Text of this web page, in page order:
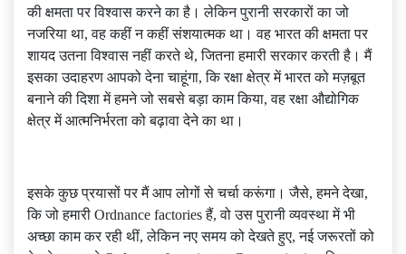
की क्षमता पर विश्वास करने का है। लेकिन पुरानी सरकारों का जो
नजरिया था, वह कहीं न कहीं संशयात्मक था। वह भारत की क्षमता पर
शायद उतना विश्वास नहीं करते थे, जितना हमारी सरकार करती है। मैं
इसका उदाहरण आपको देना चाहूंगा, कि रक्षा क्षेत्र में भारत को मज़बूत
बनाने की दिशा में हमने जो सबसे बड़ा काम किया, वह रक्षा औद्योगिक
क्षेत्र में आत्मनिर्भरता को बढ़ावा देने का था।
इसके कुछ प्रयासों पर मैं आप लोगों से चर्चा करूंगा। जैसे, हमने देखा,
कि जो हमारी Ordnance factories हैं, वो उस पुरानी व्यवस्था में भी
अच्छा काम कर रही थीं, लेकिन नए समय को देखते हुए, नई जरूरतों को